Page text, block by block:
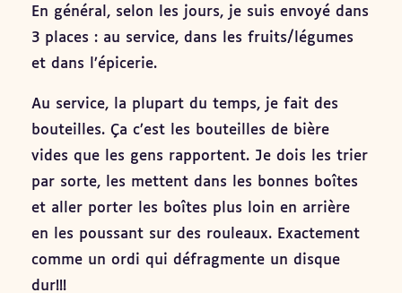
En général, selon les jours, je suis envoyé dans
3 places : au service, dans les fruits/légumes
et dans l’épicerie.
Au service, la plupart du temps, je fait des
bouteilles. Ça c’est les bouteilles de bière
vides que les gens rapportent. Je dois les trier
par sorte, les mettent dans les bonnes boîtes
et aller porter les boîtes plus loin en arrière
en les poussant sur des rouleaux. Exactement
comme un ordi qui défragmente un disque
dur!!!